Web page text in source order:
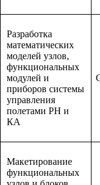
Разработка
математических
моделей узлов,
функциональных
модулей и
приборов системы
управления
полетами РН и
КА
Макетирование
функциональных